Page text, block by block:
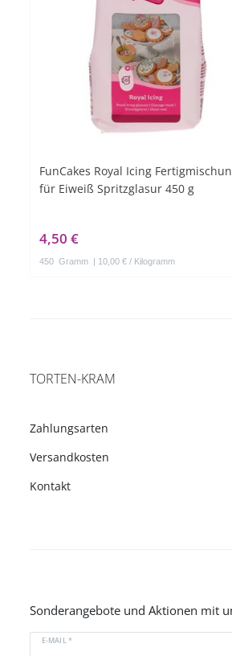
FunCakes Royal Icing
für Eiweiß Spritzglasur 450 g
4,50 €
450 Gramm | 10,00 € / Kilogramm
TORTEN-KRAM
Zahlungsarten
Versandkosten
Kontakt
Sonderangebote und Aktionen mit
E-MAIL *